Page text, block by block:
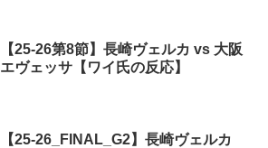
【25-26第8節】長崎ヴェルカ vs 大阪
エヴェッサ【ワイ氏の反応】
【25-26_FINAL_G2】長崎ヴェルカ